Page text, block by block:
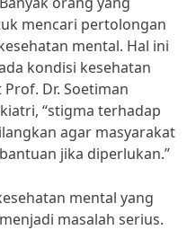
mencari pertolongan
mental. Hal ini
kondisi kesehatan
Dr. Soetiman
“stigma terhadap
agar masyarakat
jika diperlukan.”
mental yang
masalah serius.